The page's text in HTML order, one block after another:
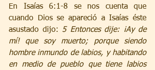
En Isaías 6:1-8 se nos cuenta que
cuando Dios se apareció a Isaías éste
asustado dijo: 5 Entonces dije: ¡Ay de
mí! que soy muerto; porque siendo
hombre inmundo de labios, y habitando
en medio de pueblo que tiene labios